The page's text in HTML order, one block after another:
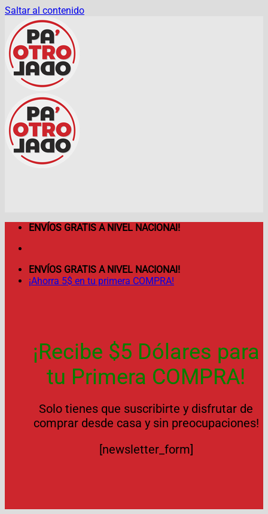
Saltar al contenido
ENVÍOS GRATIS A NIVEL NACIONAl!
ENVÍOS GRATIS A NIVEL NACIONAl!
¡Ahorra 5$ en tu primera COMPRA!
¡Recibe $5 Dólares para
tu Primera COMPRA!
Solo tienes que suscribirte y disfrutar de
comprar desde casa y sin preocupaciones!
[newsletter_form]